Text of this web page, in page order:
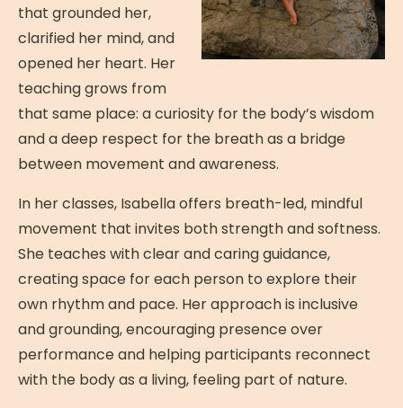
that grounded her,
clarified her mind, and
opened her heart. Her
teaching grows from
that same place: a curiosity for the body’s wisdom
and a deep respect for the breath as a bridge
between movement and awareness.
In her classes, Isabella offers breath-led, mindful
movement that invites both strength and softness.
She teaches with clear and caring guidance,
creating space for each person to explore their
own rhythm and pace. Her approach is inclusive
and grounding, encouraging presence over
performance and helping participants reconnect
with the body as a living, feeling part of nature.